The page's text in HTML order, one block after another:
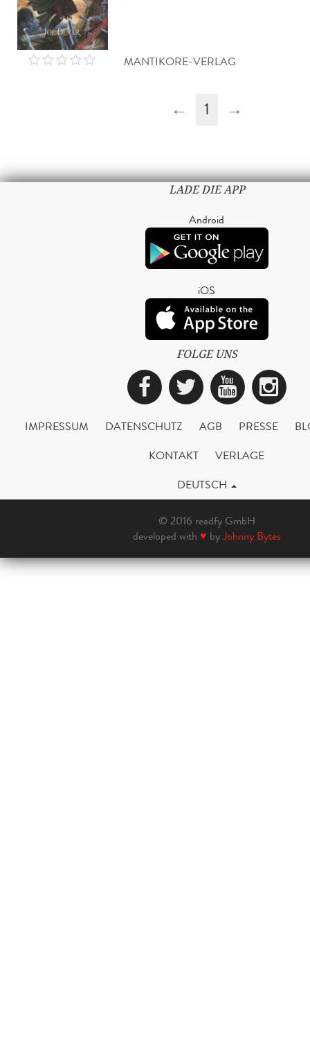
MANTIKORE-VERLAG
← 1 →
LADE DIE APP
Android
iOS
FOLGE UNS
Facebook
Twitter
IMPRESSUM DATENSCHUTZ AGB PRESSE
KONTAKT
VERLAGE
DEUTSCH
© 2016 readfy GmbH
developed with ♥ byJohnny Bytes